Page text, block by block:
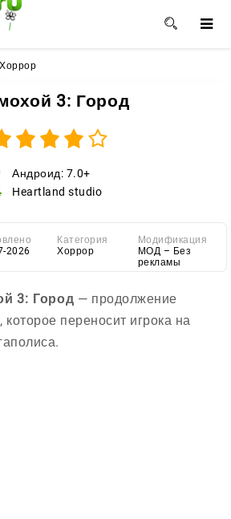
🌺
Хоррор
3: Город
Андроид: 7.0+
Heartland studio
2026
Категория
Хоррор
Модификация
МОД – Без
рекламы
3: Город — продолжение
переносит игрока на